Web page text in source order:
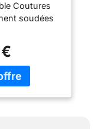
Coutures
soudées